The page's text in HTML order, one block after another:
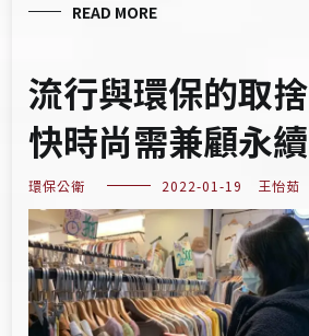
READ MORE
流行與環保的取捨
快時尚需兼顧永續
環保公衛 2022-01-19 王怡茹